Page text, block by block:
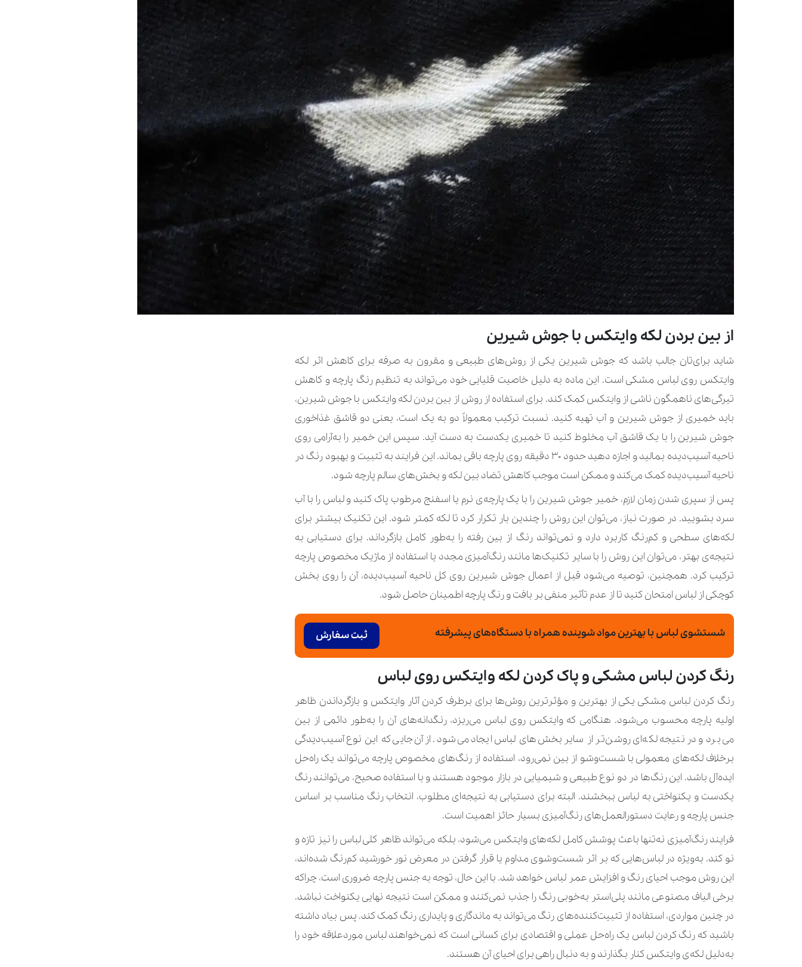
از بین بردن لکه وایتکس با جوش شیرین
شاید برای‌تان جالب باشد که جوش شیرین یکی از روش‌های طبیعی و مقرون‌ به‌ صرفه برای کاهش اثر لکه
وایتکس روی لباس مشکی است. این ماده به دلیل خاصیت قلیایی خود می‌تواند به تنظیم رنگ پارچه و کاهش
تیرگی‌های ناهمگون ناشی از وایتکس کمک کند. برای استفاده از روش از بین بردن لکه وایتکس با جوش شیرین،
باید خمیری از جوش شیرین و آب تهیه کنید. نسبت ترکیب معمولاً دو به یک است، یعنی دو قاشق غذاخوری
جوش شیرین را با یک قاشق آب مخلوط کنید تا خمیری یکدست به دست آید. سپس این خمیر را به‌آرامی روی
ناحیه آسیب‌دیده بمالید و اجازه دهید حدود ۳۰ دقیقه روی پارچه باقی بماند. این فرایند به تثبیت و بهبود رنگ در
ناحیه آسیب‌دیده کمک می‌کند و ممکن است موجب کاهش تضاد بین لکه و بخش‌های سالم پارچه شود.
پس از سپری شدن زمان لازم، خمیر جوش شیرین را با یک پارچه‌ی نرم یا اسفنج مرطوب پاک کنید و لباس را با آب
سرد بشویید. در صورت نیاز، می‌توان این روش را چندین بار تکرار کرد تا لکه کمتر شود. این تکنیک بیشتر برای
لکه‌های سطحی و کم‌رنگ کاربرد دارد و نمی‌تواند رنگ از بین رفته را به‌طور کامل بازگرداند. برای دستیابی به
نتیجه‌ی بهتر، می‌توان این روش را با سایر تکنیک‌ها مانند رنگ‌آمیزی مجدد یا استفاده از ماژیک مخصوص پارچه
ترکیب کرد. همچنین، توصیه می‌شود قبل از اعمال جوش شیرین روی کل ناحیه آسیب‌دیده، آن را روی بخش
کوچکی از لباس امتحان کنید تا از عدم تأثیر منفی بر بافت و رنگ پارچه اطمینان حاصل شود.
شستشوی لباس با بهترین مواد شوینده همراه با دستگاه‌های پیشرفته ثبت سفارش
رنگ کردن لباس مشکی و پاک کردن لکه وایتکس روی لباس
رنگ کردن لباس مشکی یکی از بهترین و مؤثرترین روش‌ها برای برطرف کردن آثار وایتکس و بازگرداندن ظاهر
اولیه‌ پارچه محسوب می‌شود. هنگامی که وایتکس روی لباس می‌ریزد، رنگدانه‌های آن را به‌طور دائمی از بین
می‌برد و در نتیجه لکه‌ای روشن‌تر از سایر بخش‌های لباس ایجاد می‌شود. از آن‌جایی که این نوع آسیب‌دیدگی
برخلاف لکه‌های معمولی با شست‌وشو از بین نمی‌رود، استفاده از رنگ‌های مخصوص پارچه می‌تواند یک راه‌حل
ایده‌آل باشد. این رنگ‌ها در دو نوع طبیعی و شیمیایی در بازار موجود هستند و با استفاده‌ صحیح، می‌توانند رنگ
یکدست و یکنواختی به لباس ببخشند. البته برای دستیابی به نتیجه‌ای مطلوب، انتخاب رنگ مناسب بر اساس
جنس پارچه و رعایت دستورالعمل‌های رنگ‌آمیزی بسیار حائز اهمیت است.
فرایند رنگ‌آمیزی نه‌تنها باعث پوشش کامل لکه‌های وایتکس می‌شود، بلکه می‌تواند ظاهر کلی لباس را نیز تازه و
نو کند. به‌ویژه در لباس‌هایی که بر اثر شست‌وشوی مداوم یا قرار گرفتن در معرض نور خورشید کم‌رنگ شده‌اند،
این روش موجب احیای رنگ و افزایش عمر لباس خواهد شد. با این حال، توجه به جنس پارچه ضروری است، چراکه
برخی الیاف مصنوعی مانند پلی‌استر به‌خوبی رنگ را جذب نمی‌کنند و ممکن است نتیجه‌ نهایی یکنواخت نباشد.
در چنین مواردی، استفاده از تثبیت‌کننده‌های رنگ می‌تواند به ماندگاری و پایداری رنگ کمک کند. پس بیاد داشته
باشید که رنگ کردن لباس یک راه‌حل عملی و اقتصادی برای کسانی است که نمی‌خواهند لباس موردعلاقه‌ خود را
به‌دلیل لکه‌ی وایتکس کنار بگذارند و به دنبال راهی برای احیای آن هستند.